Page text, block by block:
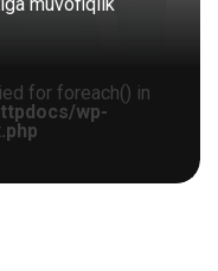
muvofiqlik
for foreach() in
wp-